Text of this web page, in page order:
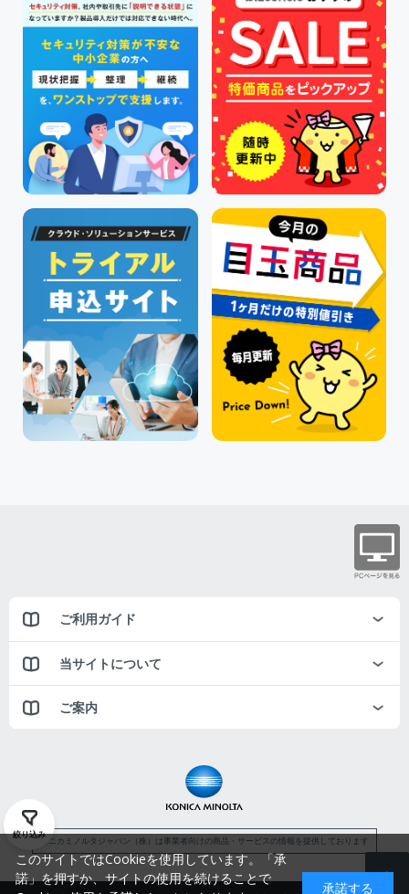
絞り込み
ご利用ガイド
当サイトについて
ご案内
コニカミノルタジャパン（株）は事業者向けの商品・サービスの情報を提供しております
このサイトではCookieを使用しています。「承
諾」を押すか、サイトの使用を続けることで
承諾する